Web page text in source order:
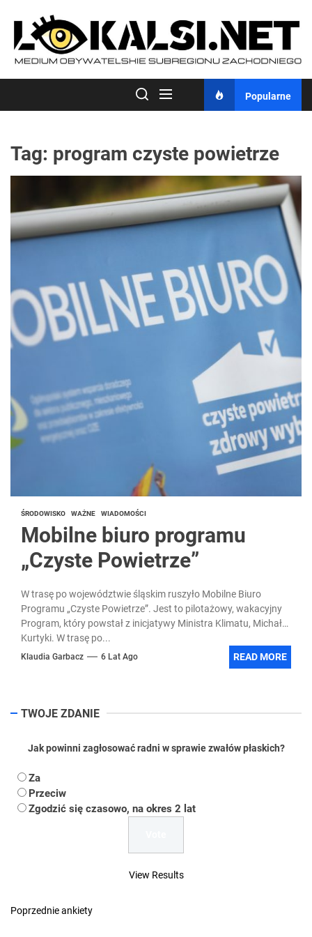
content
Popularne
Tag: program czyste powietrze
ŚRODOWISKO WAŻNE WIADOMOŚCI
Mobilne biuro programu
„Czyste Powietrze”
W trasę po województwie śląskim ruszyło Mobilne Biuro
Programu „Czyste Powietrze”. Jest to pilotażowy, wakacyjny
Program, który powstał z inicjatywy Ministra Klimatu, Michała
Kurtyki. W trasę po...
Klaudia Garbacz 6 Lat Ago READ MORE
TWOJE ZDANIE
Jak powinni zagłosować radni w sprawie zwałów płaskich?
Za
Przeciw
Zgodzić się czasowo, na okres 2 lat
View Results
Poprzednie ankiety